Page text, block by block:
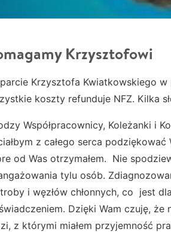
Krzysztofowi
Krzysztofa Kwiatkowskiego
koszty refunduje NFZ.
Współpracownicy, Koleżanki i
z całego serca
od Was otrzymałem. Nie
tylu osób.
i węzłów chłonnych, co jest
Dzięki Wam czuję,
z którymi miałem przyjemność